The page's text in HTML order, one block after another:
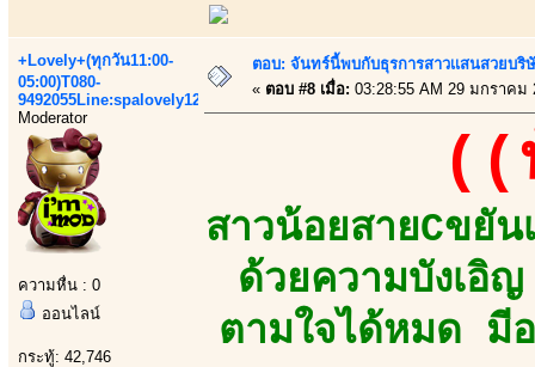
+Lovely+(ทุกวัน11:00-
05:00)T080-
9492055Line:spalovely123
Moderator
ความหื่น : 0
ออนไลน์
กระทู้: 42,746
ตอบ: จันทร์นี้พบกับธุรการสาวเเสนสวยบ
« ตอบ #8 เมื่อ: 03:28:55 AM 29 มกราคม
((
สาวน้อยสายCขยั
ด้วยความบังเอิ
ตามใจได้หมด มี